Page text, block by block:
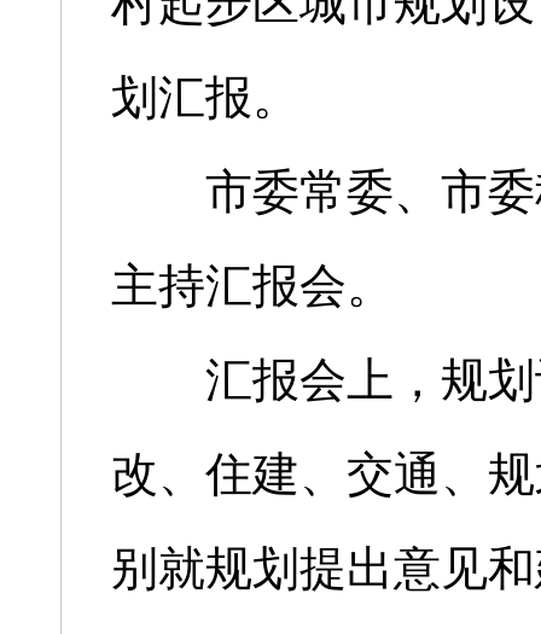
划汇报。
市委常委、市委
主持汇报会。
汇报会上，规划
改、住建、交通、
别就规划提出意见